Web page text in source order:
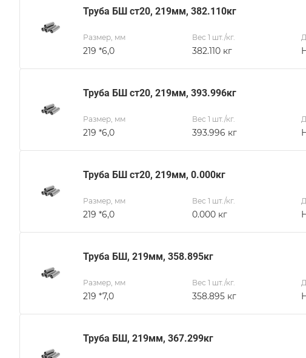
Труба БШ ст20, 219мм, 382.110кг
Размер, мм
219 *6,0
Вес 1 шт./кг.
382.110 кг
Труба БШ ст20, 219мм, 393.996кг
Размер, мм
219 *6,0
Вес 1 шт./кг.
393.996 кг
Труба БШ ст20, 219мм, 0.000кг
Размер, мм
219 *6,0
Вес 1 шт./кг.
0.000 кг
Труба БШ, 219мм, 358.895кг
Размер, мм
219 *7,0
Вес 1 шт./кг.
358.895 кг
Труба БШ, 219мм, 367.299кг